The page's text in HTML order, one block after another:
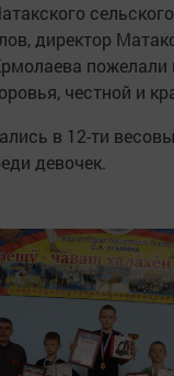
директор
честной и
в 12-ти
девочек.